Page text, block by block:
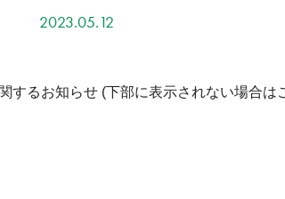
2023.05.12
するお知らせ (下部に表示されない場合は